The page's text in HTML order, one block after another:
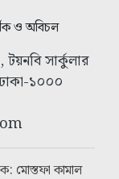
ও অবিচল
সার্কুলার
১০০০
মোস্তফা কামাল